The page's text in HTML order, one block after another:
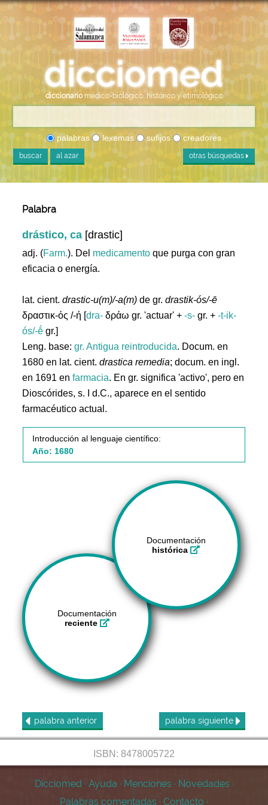
diccionario médico-biológico, histórico y etimológico
palabras lexemas sufijos creadores
buscar al azar otras búsquedas
Palabra
drástico, ca [drastic]
adj. (Farm.). Del medicamento que purga con gran
eficacia o energía.
lat. cient.drastic-u(m)/-a(m) de gr. drastik-ós/-ē
δραστικ-ός /-ή [dra- δράω gr. 'actuar' +-s- gr. +-t-ik-
ós/-ḗ gr.]
Leng. base:gr. Antigua reintroducida. Docum. en
1680 en lat. cient.drastica remedia; docum. en ingl.
en 1691 enfarmacia. En gr. significa 'activo', pero en
Dioscórides, s. I d.C., aparece en el sentido
farmacéutico actual.
Introducción al lenguaje científico:
Año: 1680
Documentación
histórica
Documentación
reciente
palabra anterior palabra siguiente
ISBN: 8478005722
Dicciomed · Ayuda · Menciones · Novedades ·
Palabras comentadas · Contacto ·